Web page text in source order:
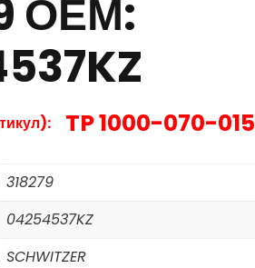
ОЕМ:
TP 1000-070-015
318279
04254537KZ
SCHWITZER